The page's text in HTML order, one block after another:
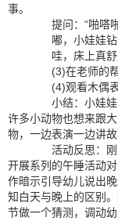
事。
提问：“啪嗒啪
嘟，小娃娃钻
哇，床上真舒
(3)在老师的帮
(4)观看木偶表
小结：小娃娃
许多小动物也想来跟
物，一边表演一边讲故
活动反思：刚
开展系列的午睡活动
作暗示引导幼儿说出
知白天与晚上的区别
节做一个猜测，调动